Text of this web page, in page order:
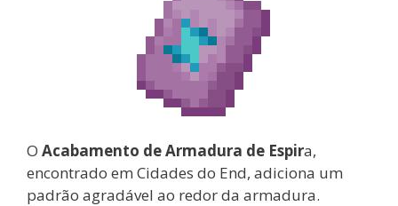
O Acabamento de Armadura de Espira,
encontrado em Cidades do End, adiciona um
padrão agradável ao redor da armadura.